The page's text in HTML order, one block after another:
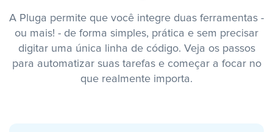
A Pluga permite que você integre duas ferramentas -
ou mais! - de forma simples, prática e sem precisar
digitar uma única linha de código. Veja os passos
para automatizar suas tarefas e começar a focar no
que realmente importa.